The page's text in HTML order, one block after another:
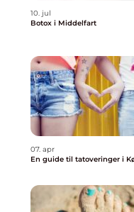
10. jul
Botox i Middelfart
07. apr
En guide til tatoveringer i